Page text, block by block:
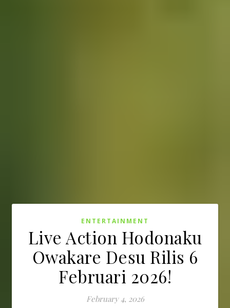
ENTERTAINMENT
Live Action Hodonaku
Owakare Desu Rilis 6
Februari 2026!
February 4, 2026